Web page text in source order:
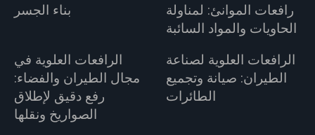
بناء الجسر
رافعات الموانئ: لمناولة
الحاويات والمواد السائبة
الرافعات العلوية في
مجال الطيران والفضاء:
رفع دقيق لإطلاق
الصواريخ ونقلها
الرافعات العلوية لصناعة
الطيران: صيانة وتجميع
الطائرات